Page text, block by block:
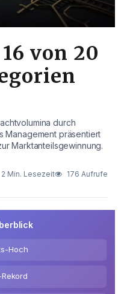
von 20
durch
Management präsentiert
Marktanteilsgewinnung.
2 Min. Lesezeit 176 Aufrufe
Hoch